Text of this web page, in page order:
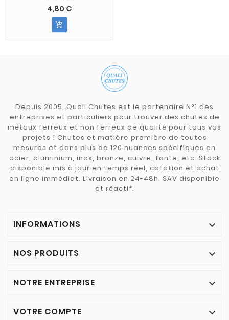
4,80 €

Depuis 2005, Quali Chutes est le partenaire N°1 des
entreprises et particuliers pour trouver des chutes de
métaux ferreux et non ferreux de qualité pour tous vos
projets ! Chutes et matière première de toutes
mesures et dans plus de 120 nuances spécifiques en
acier, aluminium, inox, bronze, cuivre, fonte, etc. Stock
disponible mis à jour en temps réel, cotation et achat
en ligne immédiat. Livraison en 24-48h. SAV disponible
et réactif.
INFORMATIONS 
NOS PRODUITS 
NOTRE ENTREPRISE 
VOTRE COMPTE 